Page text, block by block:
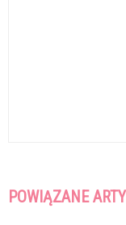
POWIĄZANE